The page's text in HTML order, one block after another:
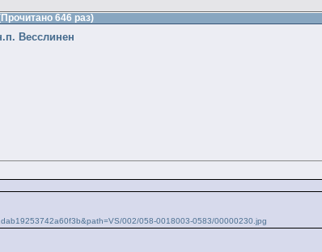
646 раз)
Весслинен
002/058-0018003-0583/00000230.jpg